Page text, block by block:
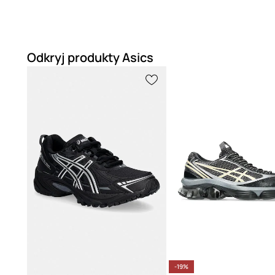
Odkryj produkty Asics
-19%